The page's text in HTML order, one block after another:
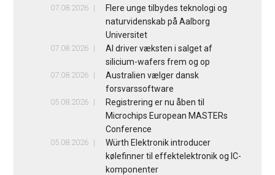
07.08.2026
Flere unge tilbydes teknologi og
naturvidenskab på Aalborg
Universitet
07.08.2026
AI driver væksten i salget af
silicium-wafers frem og op
07.08.2026
Australien vælger dansk
forsvarssoftware
05.08.2026
Registrering er nu åben til
Microchips European MASTERs
Conference
05.08.2026
Würth Elektronik introducer
kølefinner til effektelektronik og IC-
komponenter